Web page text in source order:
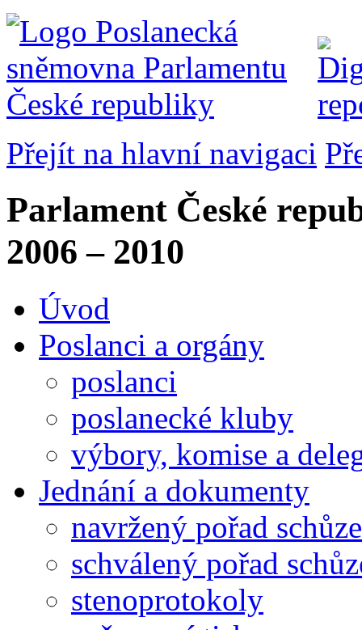
Přejít na hlavní navigaci
Parlament České
2006 – 2010
Úvod
Poslanci a orgány
poslanci
poslanecké kluby
výbory, komise a
Jednání a dokumenty
navržený pořad schůze
schválený pořad
stenoprotokoly